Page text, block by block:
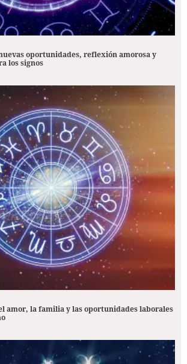
oportunidades, reflexión amorosa y
los signos
amor, la familia y las oportunidades laborales